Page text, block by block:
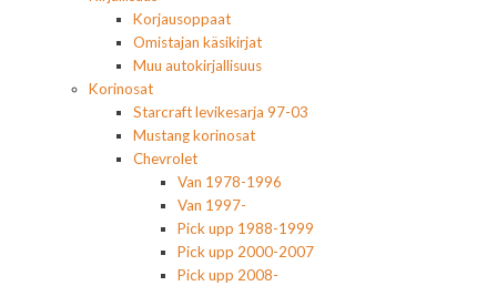
Korjausoppaat
Omistajan käsikirjat
Muu autokirjallisuus
Korinosat
Starcraft levikesarja 97-03
Mustang korinosat
Chevrolet
Van 1978-1996
Van 1997-
Pick upp 1988-1999
Pick upp 2000-2007
Pick upp 2008-